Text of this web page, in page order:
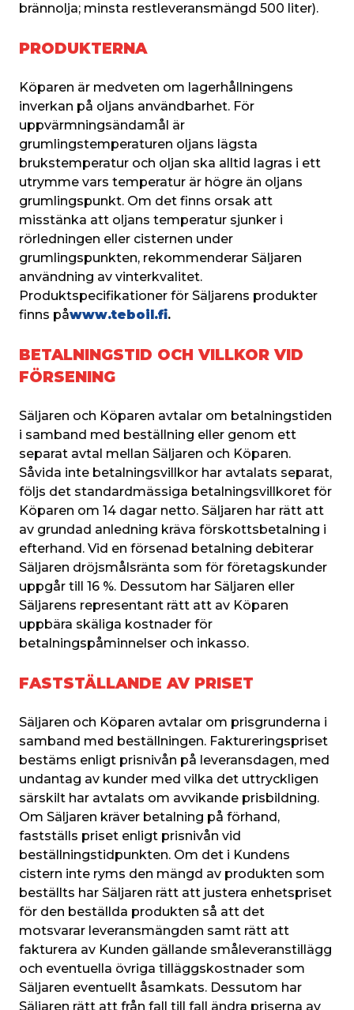
brännolja; minsta restleveransmängd 500 liter).
PRODUKTERNA
Köparen är medveten om lagerhållningens
inverkan på oljans användbarhet. För
uppvärmningsändamål är
grumlingstemperaturen oljans lägsta
brukstemperatur och oljan ska alltid lagras i ett
utrymme vars temperatur är högre än oljans
grumlingspunkt. Om det finns orsak att
misstänka att oljans temperatur sjunker i
rörledningen eller cisternen under
grumlingspunkten, rekommenderar Säljaren
användning av vinterkvalitet.
Produktspecifikationer för Säljarens produkter
finns påwww.teboil.fi.
BETALNINGSTID OCH VILLKOR VID
FÖRSENING
Säljaren och Köparen avtalar om betalningstiden
i samband med beställning eller genom ett
separat avtal mellan Säljaren och Köparen.
Såvida inte betalningsvillkor har avtalats separat,
följs det standardmässiga betalningsvillkoret för
Köparen om 14 dagar netto. Säljaren har rätt att
av grundad anledning kräva förskottsbetalning i
efterhand. Vid en försenad betalning debiterar
Säljaren dröjsmålsränta som för företagskunder
uppgår till 16 %. Dessutom har Säljaren eller
Säljarens representant rätt att av Köparen
uppbära skäliga kostnader för
betalningspåminnelser och inkasso.
FASTSTÄLLANDE AV PRISET
Säljaren och Köparen avtalar om prisgrunderna i
samband med beställningen. Faktureringspriset
bestäms enligt prisnivån på leveransdagen, med
undantag av kunder med vilka det uttryckligen
särskilt har avtalats om avvikande prisbildning.
Om Säljaren kräver betalning på förhand,
fastställs priset enligt prisnivån vid
beställningstidpunkten. Om det i Kundens
cistern inte ryms den mängd av produkten som
beställts har Säljaren rätt att justera enhetspriset
för den beställda produkten så att det
motsvarar leveransmängden samt rätt att
fakturera av Kunden gällande småleveranstillägg
och eventuella övriga tilläggskostnader som
Säljaren eventuellt åsamkats. Dessutom har
Säljaren rätt att från fall till fall ändra priserna av